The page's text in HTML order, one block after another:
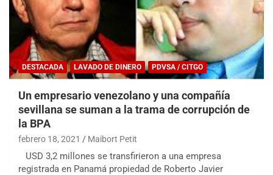
DESTACADA LAVADO DE DINERO PDVSA / CITGO
Un empresario venezolano y una compañía
sevillana se suman a la trama de corrupción de
la BPA
febrero 18, 2021 Maibort Petit
USD 3,2 millones se transfirieron a una empresa
registrada en Panamá propiedad de Roberto Javier